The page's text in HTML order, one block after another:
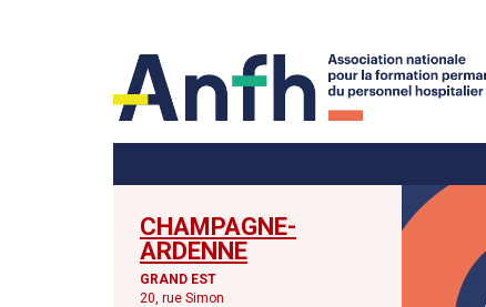
CHAMPAGNE-
ARDENNE
GRAND EST
20, rue Simon